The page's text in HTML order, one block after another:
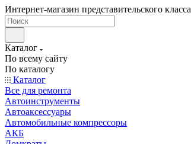
Интернет-магазин представительского класса
Каталог
По всему сайту
По каталогу
Каталог
Все для ремонта
Автоинструменты
Автоаксессуары
Автомобильные компрессоры
АКБ